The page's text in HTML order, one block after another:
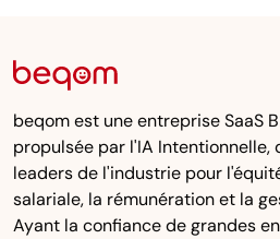
beqom est une entreprise SaaS
propulsée par l'IA Intentionnelle,
leaders de l'industrie pour
salariale, la rémunération et la
Ayant la confiance de grandes